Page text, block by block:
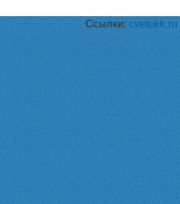
Ссылки: cvetokk.ru